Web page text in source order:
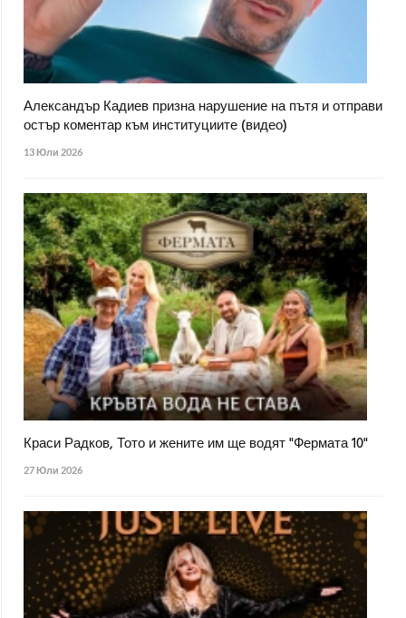
Александър Кадиев призна нарушение на пътя и отправи
остър коментар към институциите (видео)
13 Юли 2026
Краси Радков, Тото и жените им ще водят "Фермата 10"
27 Юли 2026